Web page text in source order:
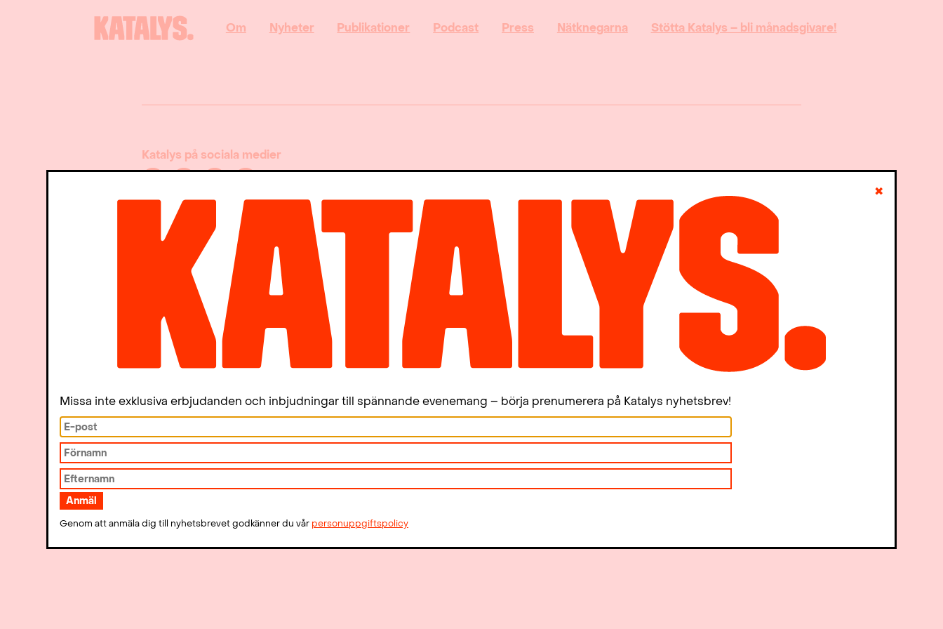
Om Nyheter Publikationer Podcast Press Nätknegarna Stötta Katalys – bli månadsgivare!
Katalys på sociala medier
✖
Missa inte exklusiva erbjudanden och inbjudningar till spännande evenemang – börja prenumerera på Katalys nyhetsbrev!
Genom att anmäla dig till nyhetsbrevet godkänner du vår personuppgiftspolicy